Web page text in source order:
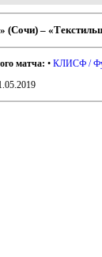
(Сочи) –
матча: •КЛИСФ /